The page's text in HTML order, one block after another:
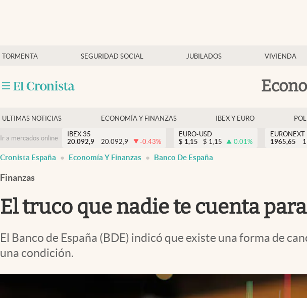
TORMENTA SEGURIDAD SOCIAL JUBILADOS VIVIENDA
Economía y finanzas
Criptomonedas
ULTIMAS NOTICIAS ECONOMÍA Y FINANZAS IBEX Y EURO
Ir a mercados online
IBEX 35
20.092,9
20.092,9 -0.43%
EURO-USD
$ 1,15 $ 1,15 0.01%
EURONEXT
1965,65
Cronista España Economía Y Finanzas Banco De España
Finanzas
El truco que nadie te cuenta
El Banco de España (BDE) indicó que existe una forma de
una condición.